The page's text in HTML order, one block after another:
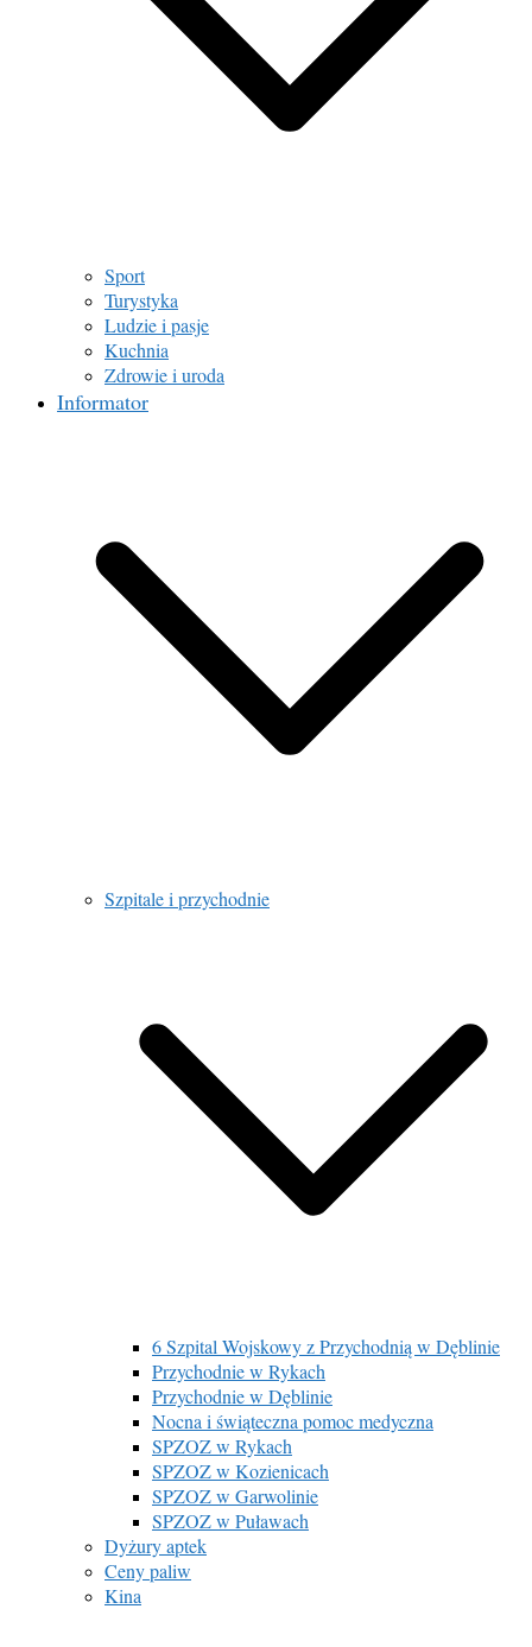
Sport
Turystyka
Ludzie i pasje
Kuchnia
Zdrowie i uroda
Informator
Szpitale i przychodnie
6 Szpital Wojskowy z Przychodnią w Dęblinie
Przychodnie w Rykach
Przychodnie w Dęblinie
Nocna i świąteczna pomoc medyczna
SPZOZ w Rykach
SPZOZ w Kozienicach
SPZOZ w Garwolinie
SPZOZ w Puławach
Dyżury aptek
Ceny paliw
Kina